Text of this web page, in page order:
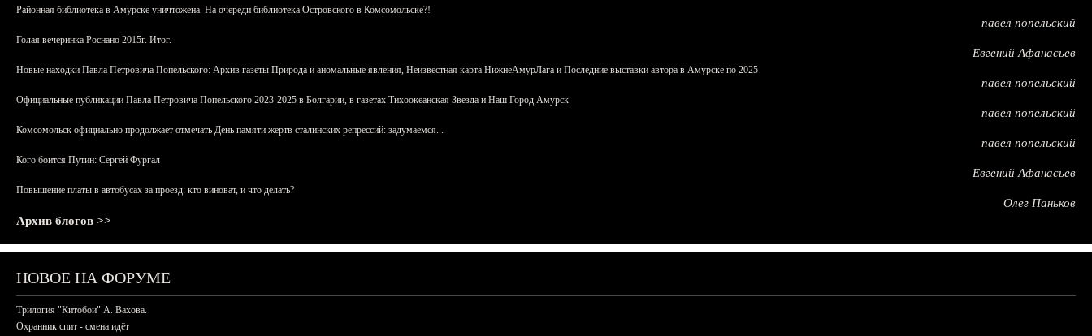
Районная библиотека в Амурске уничтожена. На очереди библиотека Островского в Комсомольске?!
павел попельский
Голая вечеринка Роснано 2015г. Итог.
Евгений Афанасьев
Новые находки Павла Петровича Попельского: Архив газеты Природа и аномальные явления, Неизвестная карта НижнеАмурЛага и Последние выставки автора в Амурске по 2025
павел попельский
Официальные публикации Павла Петровича Попельского 2023-2025 в Болгарии, в газетах Тихоокеанская Звезда и Наш Город Амурск
павел попельский
Комсомольск официально продолжает отмечать День памяти жертв сталинских репрессий: задумаемся...
павел попельский
Кого боится Путин: Сергей Фургал
Евгений Афанасьев
Повышение платы в автобусах за проезд: кто виноват, и что делать?
Олег Паньков
Архив блогов >>
НОВОЕ НА ФОРУМЕ
Трилогия "Китобои" А. Вахова.
Охранник спит - смена идёт